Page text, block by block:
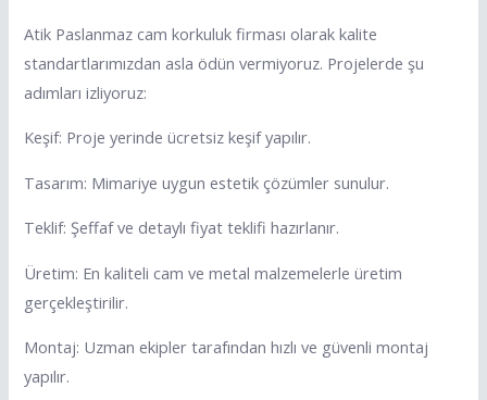
Atik Paslanmaz cam korkuluk firması olarak kalite
standartlarımızdan asla ödün vermiyoruz. Projelerde şu
adımları izliyoruz:
Keşif: Proje yerinde ücretsiz keşif yapılır.
Tasarım: Mimariye uygun estetik çözümler sunulur.
Teklif: Şeffaf ve detaylı fiyat teklifi hazırlanır.
Üretim: En kaliteli cam ve metal malzemelerle üretim
gerçekleştirilir.
Montaj: Uzman ekipler tarafından hızlı ve güvenli montaj
yapılır.